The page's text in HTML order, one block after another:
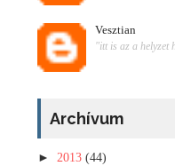
Vesztian
"itt is az a helyzet
Archívum
► 2013 (44)